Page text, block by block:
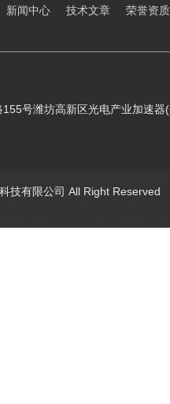
新闻中心 技术文章 荣誉资质
号潍坊高新区光电产业加速器
技有限公司 All Right